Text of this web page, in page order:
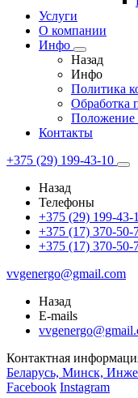
Услуги
О компании
Инфо
Назад
Инфо
Политика
Обработка
Положение
Контакты
+375 (29) 199-43-10
Назад
Телефоны
+375 (29) 199-43-
+375 (17) 370-50-
+375 (17) 370-50-
vvgenergo@gmail.com
Назад
E-mails
Контактная
Беларусь, Минск,
Facebook Instagram